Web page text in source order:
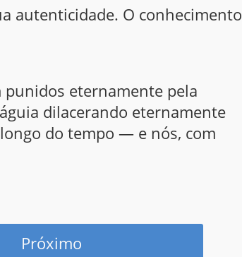
autenticidade. O conhecimento
eternamente pela
dilacerando eternamente
do tempo — e nós, com
Próximo